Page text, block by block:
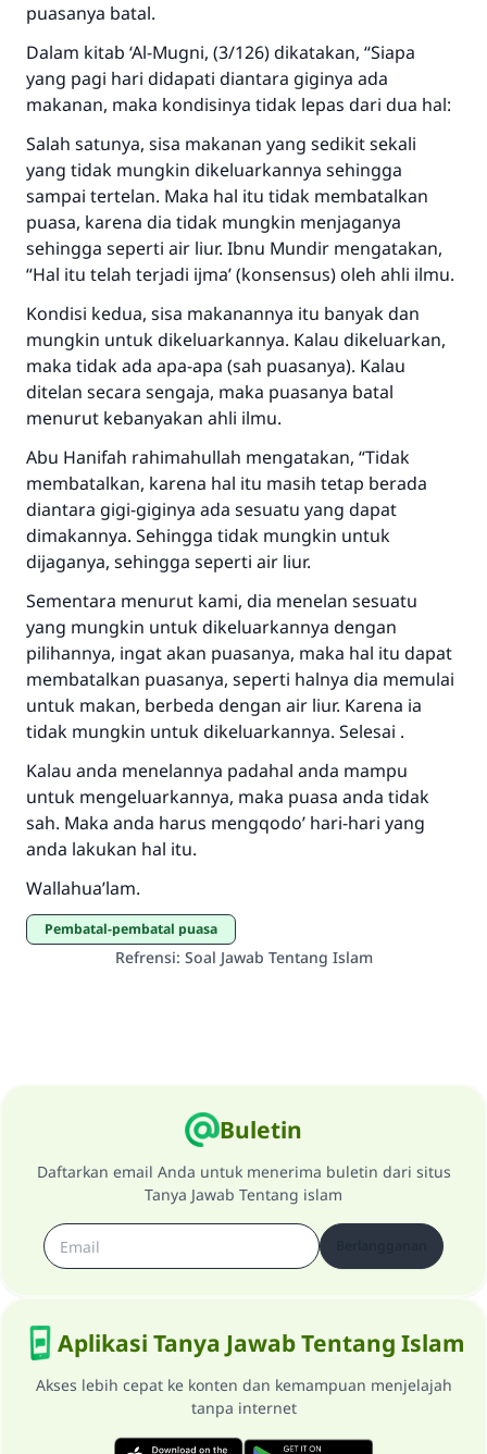
puasanya batal.
Dalam kitab ‘Al-Mugni, (3/126) dikatakan, “Siapa
yang pagi hari didapati diantara giginya ada
makanan, maka kondisinya tidak lepas dari dua hal:
Salah satunya, sisa makanan yang sedikit sekali
yang tidak mungkin dikeluarkannya sehingga
sampai tertelan. Maka hal itu tidak membatalkan
puasa, karena dia tidak mungkin menjaganya
sehingga seperti air liur. Ibnu Mundir mengatakan,
“Hal itu telah terjadi ijma’ (konsensus) oleh ahli ilmu.
Kondisi kedua, sisa makanannya itu banyak dan
mungkin untuk dikeluarkannya. Kalau dikeluarkan,
maka tidak ada apa-apa (sah puasanya). Kalau
ditelan secara sengaja, maka puasanya batal
menurut kebanyakan ahli ilmu.
Abu Hanifah rahimahullah mengatakan, “Tidak
membatalkan, karena hal itu masih tetap berada
diantara gigi-giginya ada sesuatu yang dapat
dimakannya. Sehingga tidak mungkin untuk
dijaganya, sehingga seperti air liur.
Sementara menurut kami, dia menelan sesuatu
yang mungkin untuk dikeluarkannya dengan
pilihannya, ingat akan puasanya, maka hal itu dapat
membatalkan puasanya, seperti halnya dia memulai
untuk makan, berbeda dengan air liur. Karena ia
tidak mungkin untuk dikeluarkannya. Selesai .
Kalau anda menelannya padahal anda mampu
untuk mengeluarkannya, maka puasa anda tidak
sah. Maka anda harus mengqodo’ hari-hari yang
anda lakukan hal itu.
Wallahua’lam.
pembatal-pembatal puasa
Refrensi: Soal Jawab Tentang Islam
Buletin
Daftarkan email Anda untuk menerima buletin dari situs
Tanya Jawab Tentang islam
Aplikasi Tanya Jawab Tentang Islam
Akses lebih cepat ke konten dan kemampuan menjelajah
tanpa internet
Jawaban no. 110845
menyelamatkan pernikahan.
Bantu kami dalam memberikan jawaban untuk umat
Rasulullah ﷺ bersabda
"Siapa yang menunjukkan suatu kebaikan,
meka dia akan mendapatkan pahala yang
sama dengan orang yang melakukannya"
MUSLIM, 1893
Saham